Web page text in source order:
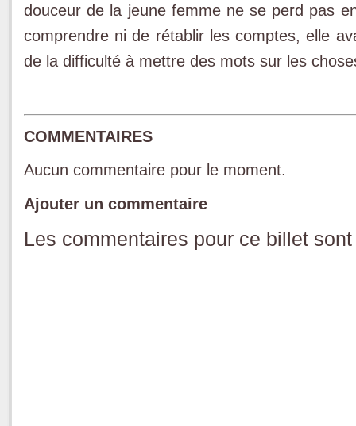
douceur de la jeune femme ne se perd pas
comprendre ni de rétablir les comptes, elle
de la difficulté à mettre des mots sur les
COMMENTAIRES
Aucun commentaire pour le moment.
Ajouter un commentaire
Les commentaires pour ce billet